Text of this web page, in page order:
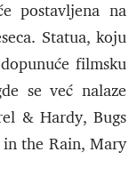
postavljena na
Statua, koju
filmsku
se već nalaze
& Hardy, Bugs
in the Rain, Mary